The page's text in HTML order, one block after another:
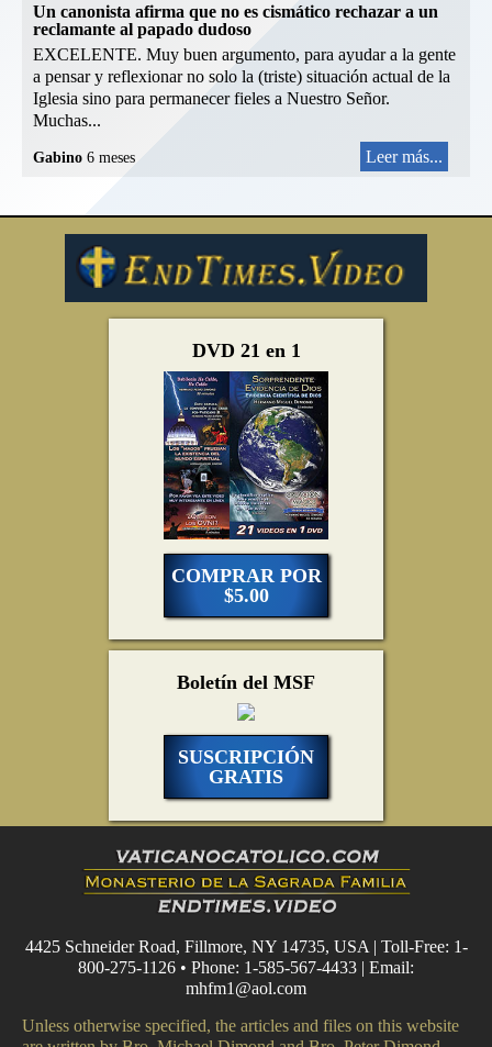
Un canonista afirma que no es cismático rechazar a un
reclamante al papado dudoso
EXCELENTE. Muy buen argumento, para ayudar a la gente
a pensar y reflexionar no solo la (triste) situación actual de la
Iglesia sino para permanecer fieles a Nuestro Señor.
Muchas...
Gabino 6 meses Leer más...
DVD 21 en 1
COMPRAR POR
$5.00
Boletín del MSF
SUSCRIPCIÓN
GRATIS
4425 Schneider Road, Fillmore, NY 14735, USA | Toll-Free: 1-
800-275-1126 • Phone: 1-585-567-4433 | Email:
mhfm1@aol.com
Unless otherwise specified, the articles and files on this website